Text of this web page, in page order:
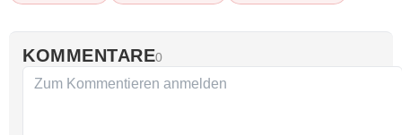
KOMMENTARE0